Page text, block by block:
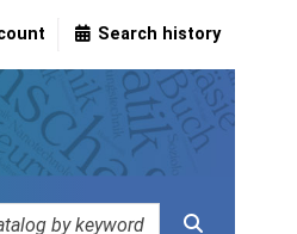
Search history